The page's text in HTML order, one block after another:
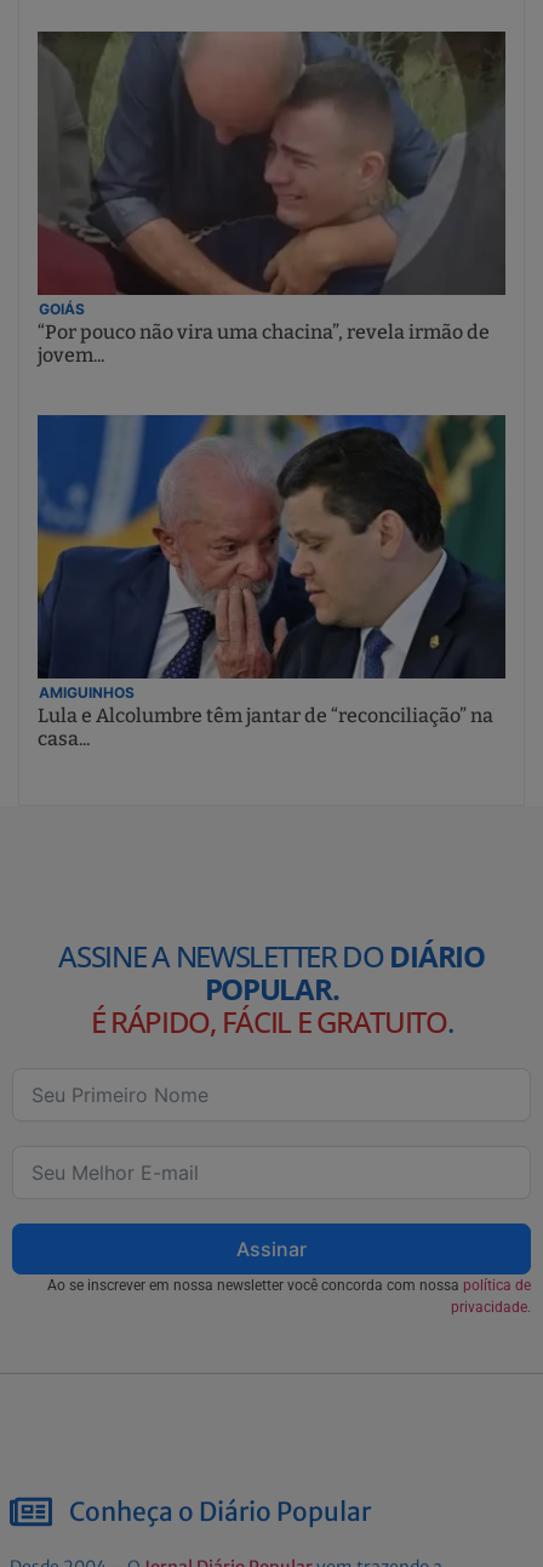
GOIÁS
“Por pouco não vira uma chacina”, revela irmão de
jovem...
AMIGUINHOS
Lula e Alcolumbre têm jantar de “reconciliação” na
casa...
ASSINE A NEWSLETTER DODIÁRIO
POPULAR.
É RÁPIDO, FÁCIL E GRATUITO.
Assinar
Ao se inscrever em nossa newsletter você concorda com nossa política de
privacidade.
Conheça o Diário Popular